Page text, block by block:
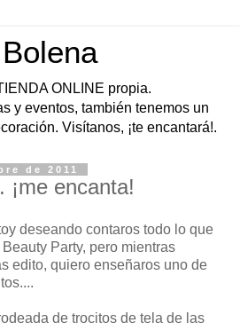
ONLINE propia.
y eventos, también tenemos un
Visítanos, ¡te encantará!.
de 2011
¡me encanta!
deseando contaros todo lo que
Party, pero mientras
edito, quiero enseñaros uno de
de trocitos de tela de las